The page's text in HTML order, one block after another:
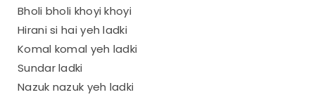
Bholi bholi khoyi khoyi
Hirani si hai yeh ladki
Komal komal yeh ladki
Sundar ladki
Nazuk nazuk yeh ladki